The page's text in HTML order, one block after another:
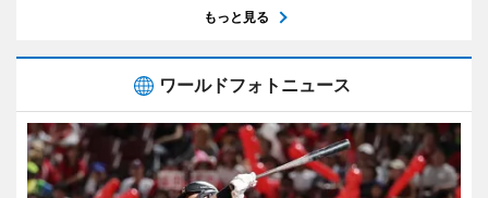
もっと見る
ワールドフォトニュース